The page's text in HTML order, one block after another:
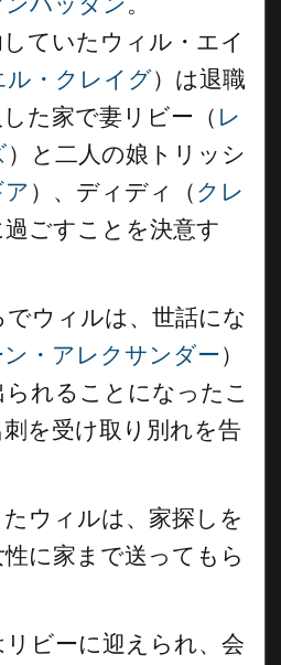
ていたウィル・エイ
ル・クレイグ）は退職
た家で妻リビー（ レ
）と二人の娘トリッシ
）、ディディ（ クレ
過ごすことを決意す
ウィルは、世話にな
ン・アレクサンダー）
れることになったこ
を受け取り別れを告
ウィルは、家探しを
に家まで送ってもら
ビーに迎えられ、会